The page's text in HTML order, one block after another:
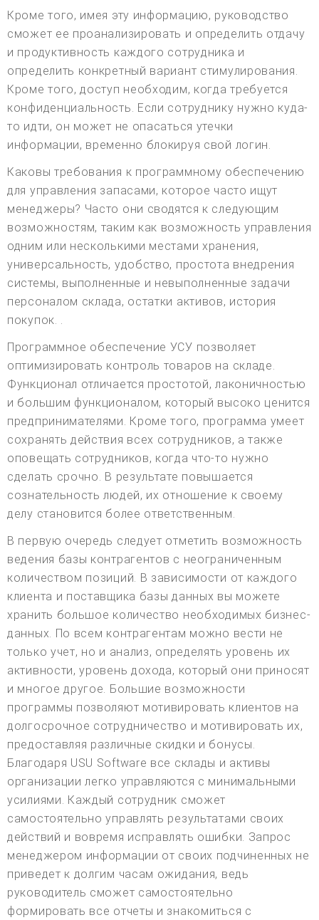
Кроме того, имея эту информацию, руководство
сможет ее проанализировать и определить отдачу
и продуктивность каждого сотрудника и
определить конкретный вариант стимулирования.
Кроме того, доступ необходим, когда требуется
конфиденциальность. Если сотруднику нужно куда-
то идти, он может не опасаться утечки
информации, временно блокируя свой логин.
Каковы требования к программному обеспечению
для управления запасами, которое часто ищут
менеджеры? Часто они сводятся к следующим
возможностям, таким как возможность управления
одним или несколькими местами хранения,
универсальность, удобство, простота внедрения
системы, выполненные и невыполненные задачи
персоналом склада, остатки активов, история
покупок. .
Программное обеспечение УСУ позволяет
оптимизировать контроль товаров на складе.
Функционал отличается простотой, лаконичностью
и большим функционалом, который высоко ценится
предпринимателями. Кроме того, программа умеет
сохранять действия всех сотрудников, а также
оповещать сотрудников, когда что-то нужно
сделать срочно. В результате повышается
сознательность людей, их отношение к своему
делу становится более ответственным.
В первую очередь следует отметить возможность
ведения базы контрагентов с неограниченным
количеством позиций. В зависимости от каждого
клиента и поставщика базы данных вы можете
хранить большое количество необходимых бизнес-
данных. По всем контрагентам можно вести не
только учет, но и анализ, определять уровень их
активности, уровень дохода, который они приносят
и многое другое. Большие возможности
программы позволяют мотивировать клиентов на
долгосрочное сотрудничество и мотивировать их,
предоставляя различные скидки и бонусы.
Благодаря USU Software все склады и активы
организации легко управляются с минимальными
усилиями. Каждый сотрудник сможет
самостоятельно управлять результатами своих
действий и вовремя исправлять ошибки. Запрос
менеджером информации от своих подчиненных не
приведет к долгим часам ожидания, ведь
руководитель сможет самостоятельно
формировать все отчеты и знакомиться с